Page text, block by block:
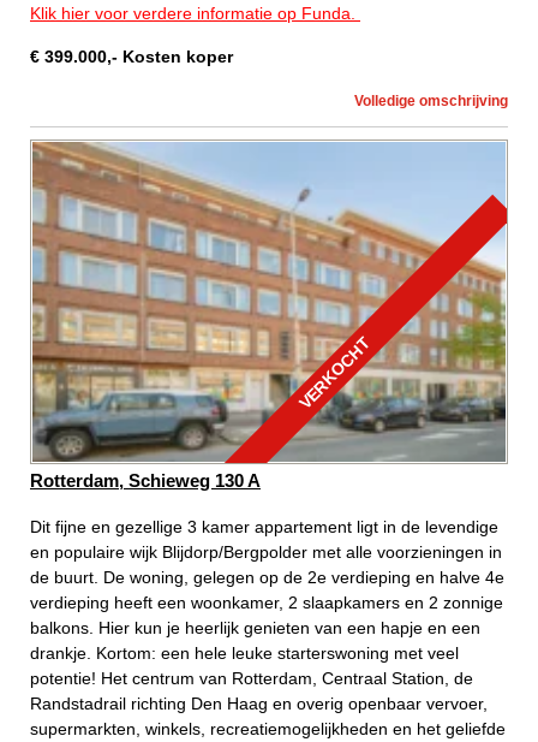
Klik hier voor verdere informatie op Funda.
€ 399.000,- Kosten koper
Volledige omschrijving
VERKOCHT
Rotterdam, Schieweg 130 A
Dit fijne en gezellige 3 kamer appartement ligt in de levendige
en populaire wijk Blijdorp/Bergpolder met alle voorzieningen in
de buurt. De woning, gelegen op de 2e verdieping en halve 4e
verdieping heeft een woonkamer, 2 slaapkamers en 2 zonnige
balkons. Hier kun je heerlijk genieten van een hapje en een
drankje. Kortom: een hele leuke starterswoning met veel
potentie! Het centrum van Rotterdam, Centraal Station, de
Randstadrail richting Den Haag en overig openbaar vervoer,
supermarkten, winkels, recreatiemogelijkheden en het geliefde